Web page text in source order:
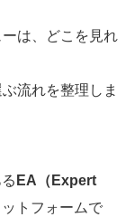
は、どこを見れ
流れを整理しま
EA（Expert
トフォームで